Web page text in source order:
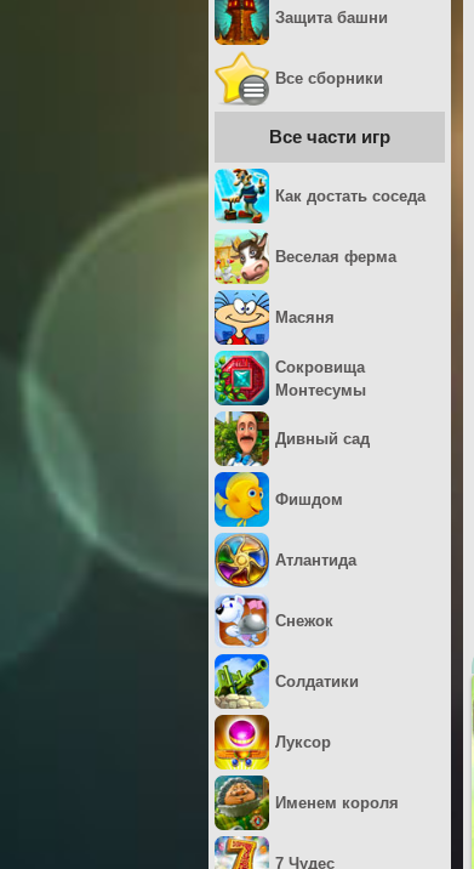
Защита башни
Все сборники
Все части игр
Как достать соседа
Веселая ферма
Масяня
Сокровища
Монтесумы
Дивный сад
Фишдом
Атлантида
Снежок
Солдатики
Луксор
Именем короля
7 Чудес